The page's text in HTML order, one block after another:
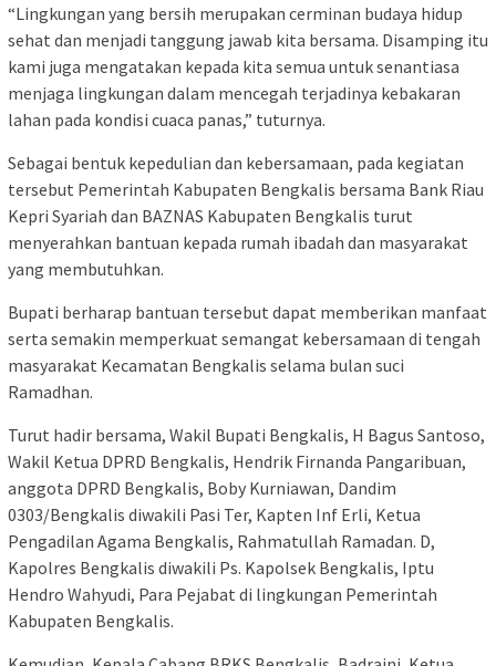
“Lingkungan yang bersih merupakan cerminan budaya hidup
sehat dan menjadi tanggung jawab kita bersama. Disamping itu
kami juga mengatakan kepada kita semua untuk senantiasa
menjaga lingkungan dalam mencegah terjadinya kebakaran
lahan pada kondisi cuaca panas,” tuturnya.
Sebagai bentuk kepedulian dan kebersamaan, pada kegiatan
tersebut Pemerintah Kabupaten Bengkalis bersama Bank Riau
Kepri Syariah dan BAZNAS Kabupaten Bengkalis turut
menyerahkan bantuan kepada rumah ibadah dan masyarakat
yang membutuhkan.
Bupati berharap bantuan tersebut dapat memberikan manfaat
serta semakin memperkuat semangat kebersamaan di tengah
masyarakat Kecamatan Bengkalis selama bulan suci
Ramadhan.
Turut hadir bersama, Wakil Bupati Bengkalis, H Bagus Santoso,
Wakil Ketua DPRD Bengkalis, Hendrik Firnanda Pangaribuan,
anggota DPRD Bengkalis, Boby Kurniawan, Dandim
0303/Bengkalis diwakili Pasi Ter, Kapten Inf Erli, Ketua
Pengadilan Agama Bengkalis, Rahmatullah Ramadan. D,
Kapolres Bengkalis diwakili Ps. Kapolsek Bengkalis, Iptu
Hendro Wahyudi, Para Pejabat di lingkungan Pemerintah
Kabupaten Bengkalis.